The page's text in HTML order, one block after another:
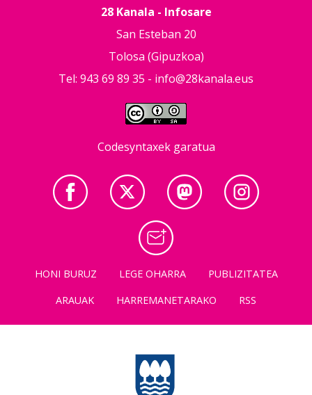
28 Kanala - Infosare
San Esteban 20
Tolosa (Gipuzkoa)
Tel: 943 69 89 35 - info@28kanala.eus
Codesyntaxek garatua
HONI BURUZ LEGE OHARRA
PUBLIZITATEA
ARAUAK
HARREMANETARAKO RSS